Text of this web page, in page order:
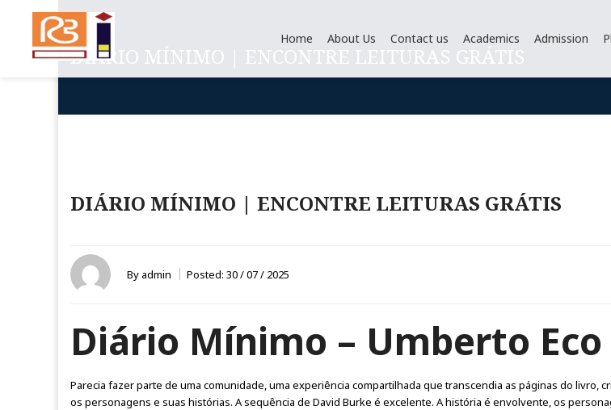
Home About Us Contact us Academics Admission
DIÁRIO MÍNIMO | ENCONTRE LEITURAS GRÁTIS
DIÁRIO MÍNIMO | ENCONTRE LEITURAS GRÁTIS
By admin Posted: 30 / 07 / 2025
Diário Mínimo – Umberto Eco
Parecia fazer parte de uma comunidade, uma experiência compartilhada que transcendia as páginas do livro,
os personagens e suas histórias. A sequência de David Burke é excelente. A história é envolvente, os